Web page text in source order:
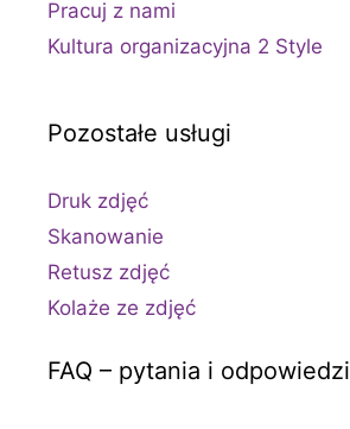
Pracuj z nami
Kultura organizacyjna 2 Style
Pozostałe usługi
Druk zdjęć
Skanowanie
Retusz zdjęć
Kolaże ze zdjęć
FAQ – pytania i odpowiedzi